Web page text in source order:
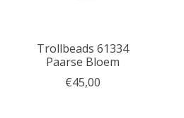
Trollbeads 61334
Paarse Bloem
€45,00